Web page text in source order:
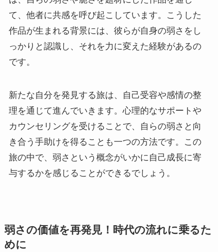
て、他者に共感を呼び起こしています。こうした
作品が生まれる背景には、彼らが自身の弱さをし
っかりと認識し、それを力に変えた経験があるの
です。
新たな自分を発見する旅は、自己受容や感情の整
理を通じて進んでいきます。心理的なサポートや
カウンセリングを受けることで、自らの弱さと向
き合う手助けを得ることも一つの方法です。この
旅の中で、弱さという概念がいかに自己成長に寄
与するかを感じることができるでしょう。
弱さの価値を再発見！時代の流れに乗るた
めに